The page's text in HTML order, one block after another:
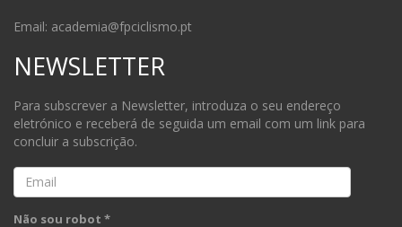
Email: academia@fpciclismo.pt
NEWSLETTER
Para subscrever a Newsletter, introduza o seu endereço
eletrónico e receberá de seguida um email com um link para
concluir a subscrição.
Email
Não sou robot *